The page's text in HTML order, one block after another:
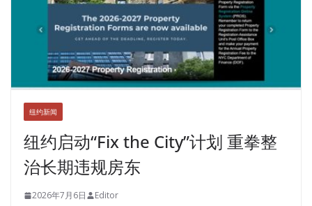
纽约新闻
纽约启动“Fix the City”计划 重拳整
治长期违规房东
2026年7月6日 Editor